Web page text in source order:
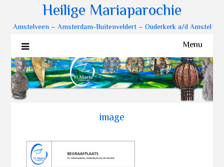
Heilige Mariaparochie
Amstelveen – Amsterdam-Buitenveldert – Ouderkerk a/d Amstel
Menu
image